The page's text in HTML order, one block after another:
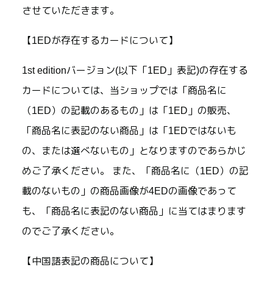
させていただきます。
【1EDが存在するカードについて】
1st editionバージョン(以下「1ED」表記)の存在する
カードについては、当ショップでは「商品名に
（1ED）の記載のあるもの」は「1ED」の販売、
「商品名に表記のない商品」は「1EDではないも
の、または選べないもの」となりますのであらかじ
めご了承ください。 また、「商品名に（1ED）の記
載のないもの」の商品画像が4EDの画像であって
も、「商品名に表記のない商品」に当てはまります
のでご了承ください。
【中国語表記の商品について】